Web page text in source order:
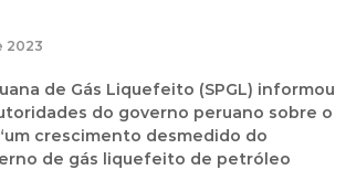
2023
de Gás Liquefeito (SPGL) informou
do governo peruano sobre o
crescimento desmedido do
de gás liquefeito de petróleo